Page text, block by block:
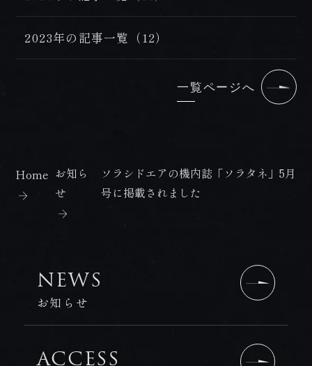
2023年の記事一覧（12）
一覧ページへ
Home お知ら
せ
ソラシドエアの機内誌「ソラタネ」5月
号に掲載されました
NEWS
お知らせ
ACCESS